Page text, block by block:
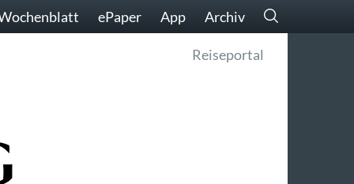
ePaper App Archiv
Reiseportal